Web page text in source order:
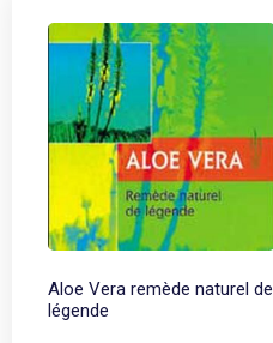
Aloe Vera remède naturel de
légende